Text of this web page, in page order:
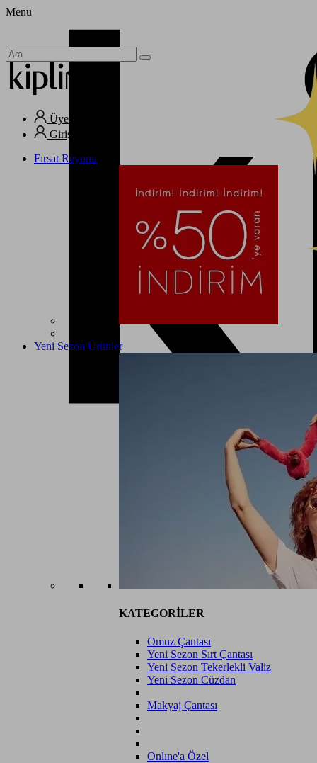
Menu
Üye Ol
Giriş Yap
Fırsat Reyonu
Yeni Sezon Ürünler
KATEGORİLER
Omuz Çantası
Yeni Sezon Sırt Çantası
Yeni Sezon Tekerlekli Valiz
Yeni Sezon Cüzdan
Makyaj Çantası
Onlıne'a Özel